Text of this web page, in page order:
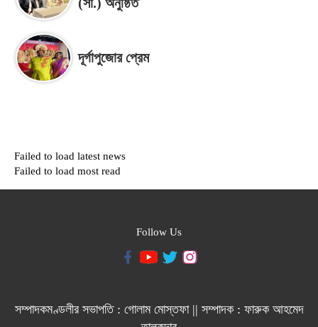
(সা.) অনু‌ষ্ঠিত
দূর্গাপুজোর প্রেম
Failed to load latest news
Failed to load most read
Follow Us
সম্পাদকমণ্ডলীর সভাপতি : গোলাম মোস্তফা || সম্পাদক : ফারুক আহমেদ